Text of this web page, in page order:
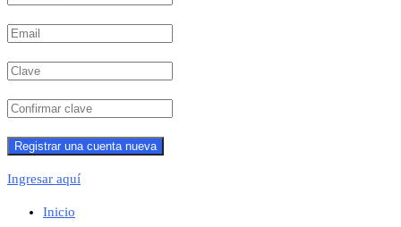
Ingresar aquí
Inicio